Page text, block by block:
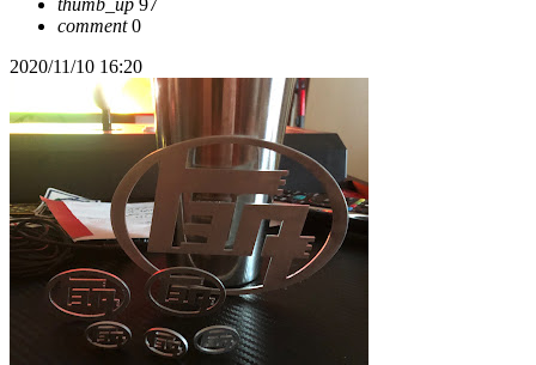
thumb_up 97
comment0
2020/11/10 16:20